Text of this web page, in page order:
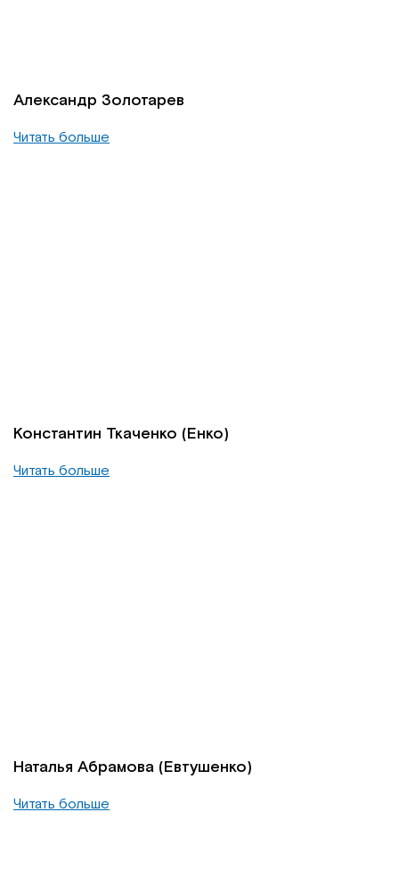
Александр Золотарев
Читать больше
Константин Ткаченко (Енко)
Читать больше
Наталья Абрамова (Евтушенко)
Читать больше